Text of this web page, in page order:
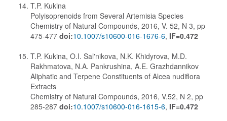
T.P. Kukina
Polyisoprenoids from Several Artemisia Species
Chemistry of Natural Compounds, 2016, V. 52, N 3, pp
475-477 doi:10.1007/s10600-016-1676-6, IF=0.472
T.P. Kukina, O.I. Sal'nikova, N.K. Khidyrova, M.D.
Rakhmatova, N.A. Pankrushina, A.E. Grazhdannikov
Aliphatic and Terpene Constituents of Alcea nudiflora
Extracts
Chemistry of Natural Compounds, 2016, V.52, N 2, pp
285-287 doi:10.1007/s10600-016-1615-6, IF=0.472